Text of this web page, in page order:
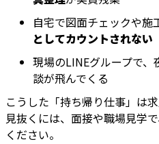
自宅で図面チェックや施
としてカウントされない
現場のLINEグループで
談が飛んでくる
こうした「持ち帰り仕事」は
見抜くには、面接や職場見学
ください。